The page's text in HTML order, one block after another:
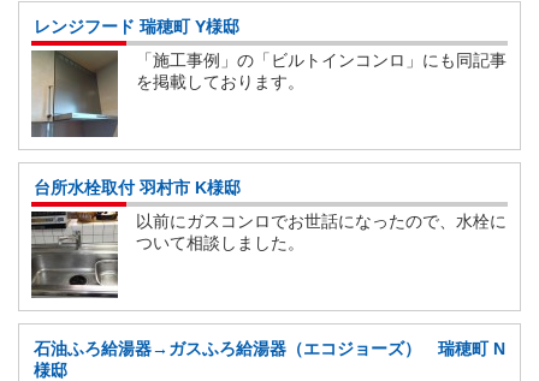
レンジフード 瑞穂町 Y様邸
「施工事例」の「ビルトインコンロ」にも同記事
を掲載しております。
台所水栓取付 羽村市 K様邸
以前にガスコンロでお世話になったので、水栓に
ついて相談しました。
石油ふろ給湯器→ガスふろ給湯器（エコジョーズ） 瑞穂町 N
様邸